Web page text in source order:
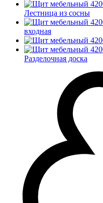
Лестница из сосны
входная
Разделочная доска